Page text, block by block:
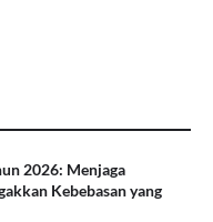
2026: Menjaga
Kebebasan yang